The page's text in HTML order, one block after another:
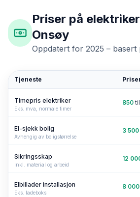
Priser på
Onsøy
Oppdatert for 2025 – basert
Tjeneste
Timepris elektriker
Eks. mva, normale timer
850 til
El-sjekk bolig
Avhengig av boligstørrelse
3 500
Sikringsskap
Inkl. material og arbeid
12
Elbillader installasjon
Eks. ladeboks
8 000